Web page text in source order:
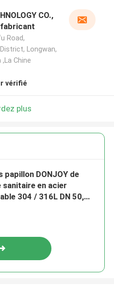
CO.,
Road,
Longwan,
Chine
vérifié
plus
papillon DONJOY de
sanitaire en acier
304 / 316L DN 50,